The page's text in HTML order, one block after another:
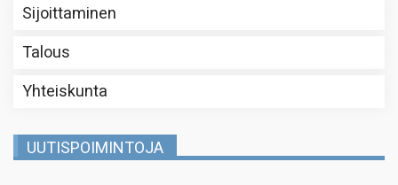
Sijoittaminen
Talous
Yhteiskunta
UUTISPOIMINTOJA